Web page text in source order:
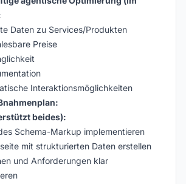
Daten zu Services/Produkten
Preise
Interaktionsmöglichkeiten
beides):
Schema-Markup implementieren
mit strukturierten Daten erstellen
und Anforderungen klar